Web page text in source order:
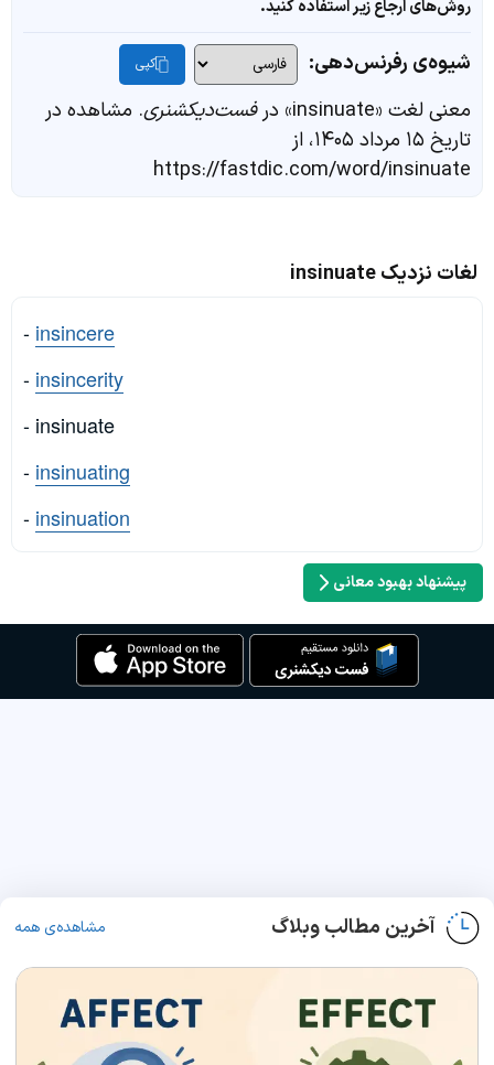
روش‌های ارجاع زیر استفاده کنید.
شیوه‌ی رفرنس‌دهی: کپی
معنی لغت «insinuate» در فست‌دیکشنری. مشاهده در
تاریخ ۱۵ مرداد ۱۴۰۵، از
https://fastdic.com/word/insinuate
لغات نزدیک insinuate
- insincere
- insincerity
- insinuate
- insinuating
- insinuation
پیشنهاد بهبود معانی
آخرین مطالب وبلاگ مشاهده‌ی همه